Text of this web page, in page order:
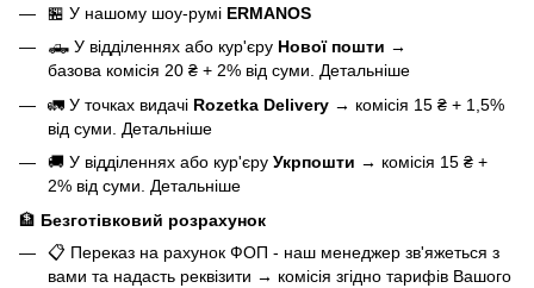
🏪 У нашому шоу-румі ERMANOS
🛻 У відділеннях або кур'єру Нової пошти →
базова комісія 20 ₴ + 2% від суми. Детальніше
🚛 У точках видачі Rozetka Delivery → комісія 15 ₴ + 1,5%
від суми. Детальніше
🚚 У відділеннях або кур'єру Укрпошти → комісія 15 ₴ +
2% від суми. Детальніше
🏦 Безготівковий розрахунок
📋 Переказ на рахунок ФОП - наш менеджер зв'яжеться з
вами та надасть реквізити → комісія згідно тарифів Вашого